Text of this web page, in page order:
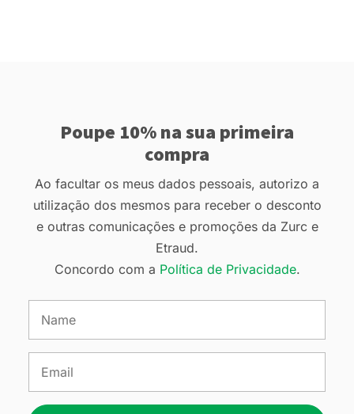
Poupe 10% na sua primeira
compra
Ao facultar os meus dados pessoais, autorizo a
utilização dos mesmos para receber o desconto
e outras comunicações e promoções da Zurc e
Etraud.
Concordo com a Política de Privacidade.